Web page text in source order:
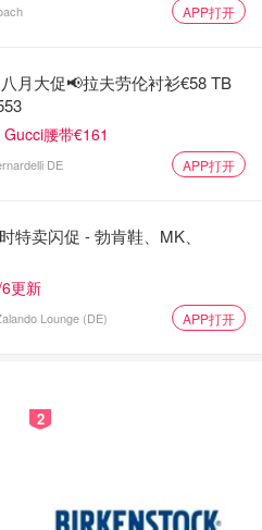
APP打开
月大促📢拉夫劳伦衬衫€58 TB
腰带€161
DE APP打开
特卖闪促 - 勃肯鞋、MK、
更新
Lounge (DE) APP打开
2